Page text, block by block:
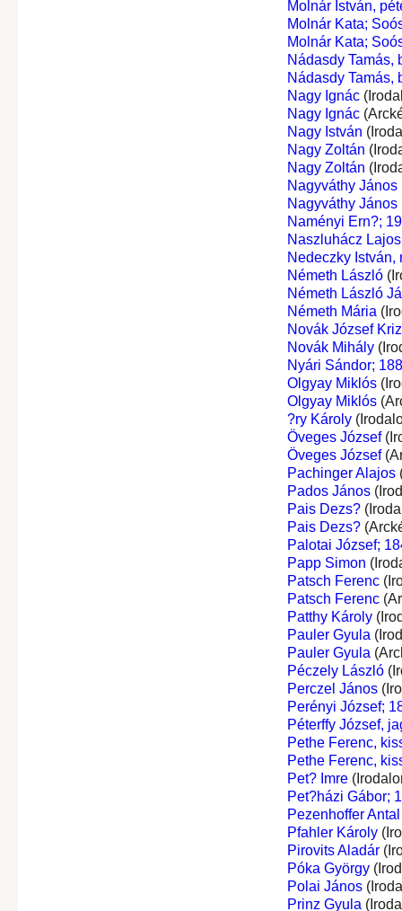
Molnár István,
Molnár Kata;
Molnár Kata;
Nádasdy Tamás,
Nádasdy Tamás,
Nagy Ignác
Nagy Ignác
Nagy István
Nagy Zoltán
Nagy Zoltán
Nagyváthy János
Nagyváthy János
Naményi Ern?;
Naszluhácz Lajos
Nedeczky István,
Németh László
Németh László
Németh Mária
Novák József
Novák Mihály
Nyári Sándor;
Olgyay Miklós
Olgyay Miklós
?ry Károly
Öveges József
Öveges József
Pachinger Alajos
Pados János
Pais Dezs?
Pais Dezs?
Palotai József;
Papp Simon
Patsch Ferenc
Patsch Ferenc
Patthy Károly
Pauler Gyula
Pauler Gyula
Péczely László
Perczel János
Perényi József;
Péterffy József,
Pethe Ferenc,
Pethe Ferenc,
Pet? Imre
Pet?házi Gábor;
Pezenhoffer Antal
Pfahler Károly
Pirovits Aladár
Póka György
Polai János
Prinz Gyula